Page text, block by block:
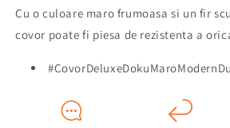
Cu o culoare maro frumoasa si un fir
covor poate fi piesa de rezistenta a